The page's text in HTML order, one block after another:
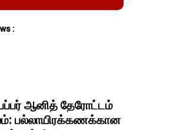
:
ஆனித் தேரோட்டம்
பல்லாயிரக்கணக்கான